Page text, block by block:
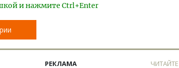
и нажмите Ctrl+Enter
РЕКЛАМА